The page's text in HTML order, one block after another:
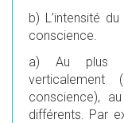
b) L’intensité
conscience.
a)
Au plus
conscience),
différents. Par